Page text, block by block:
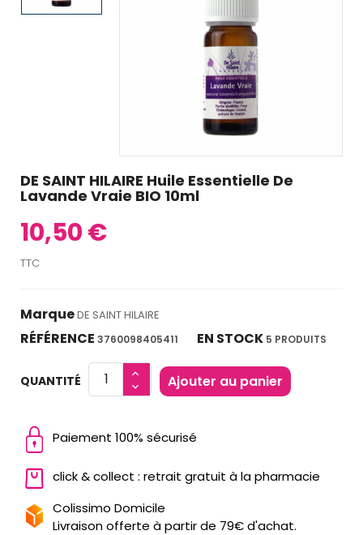
DE SAINT HILAIRE Huile Essentielle De
Lavande Vraie BIO 10ml
10,50 €
TTC
MarqueDE SAINT HILAIRE
RÉFÉRENCE 3760098405411 EN STOCK 5 PRODUITS
QUANTITÉ Ajouter au panier
Paiement 100% sécurisé
click & collect : retrait gratuit à la pharmacie
Colissimo Domicile
Livraison offerte à partir de 79€ d'achat.